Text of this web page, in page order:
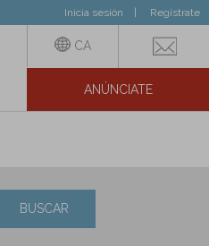
Inicia sesión Regístrate
CA
ANÚNCIATE
BUSCAR